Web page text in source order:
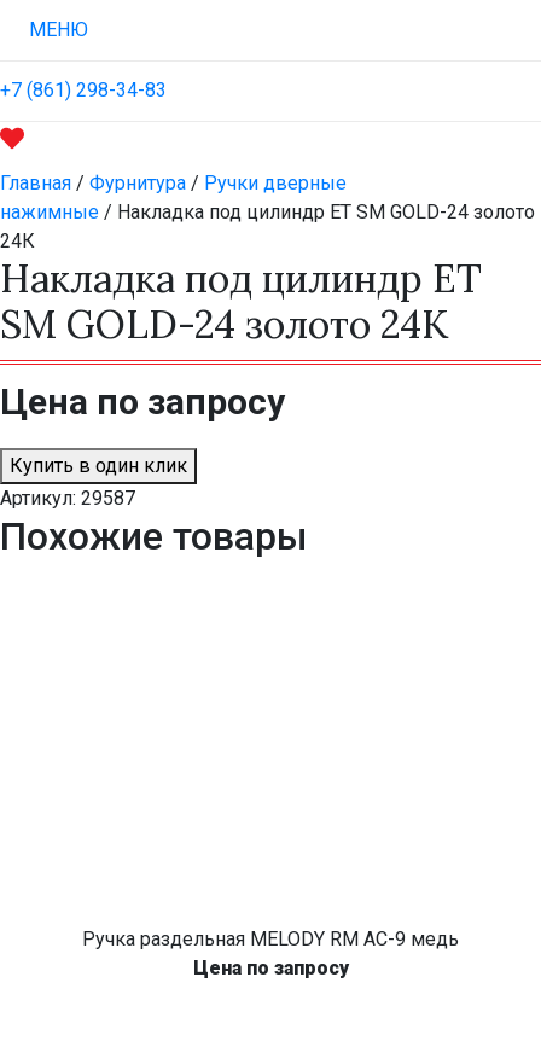
МЕНЮ
+7 (861) 298-34-83
Главная / Фурнитура / Ручки дверные
нажимные / Накладка под цилиндр ET SM GOLD-24 золото
24К
Накладка под цилиндр ET
SM GOLD-24 золото 24К
Цена по запросу
Купить в один клик
Артикул: 29587
Похожие товары
Ручка раздельная MELODY RM AC-9 медь
Цена по запросу